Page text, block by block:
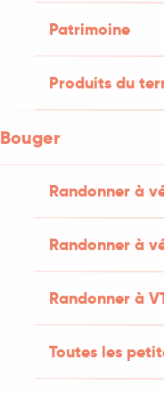
Patrimoine
Produits du
Bouger
Randonner à
Randonner à
Randonner à
Toutes les